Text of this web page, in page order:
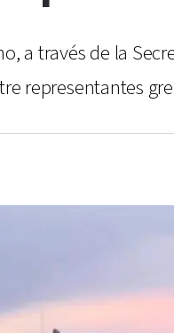
a través de la
representantes